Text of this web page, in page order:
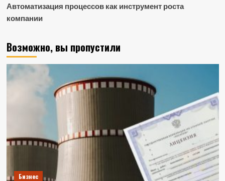
Автоматизация процессов как инструмент роста
компании
Возможно, вы пропустили
Бизнес